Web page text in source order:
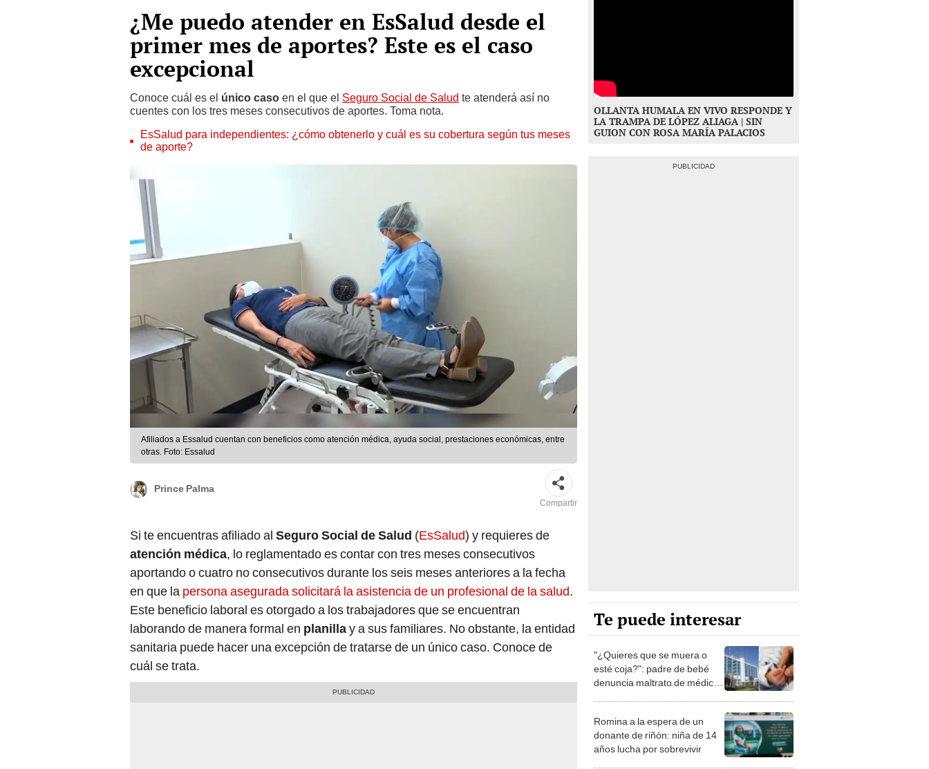
¿Me puedo atender en EsSalud desde el
primer mes de aportes? Este es el caso
excepcional
Conoce cuál es el único caso en el que el Seguro Social de Salud te atenderá así no
cuentes con los tres meses consecutivos de aportes. Toma nota.
EsSalud para independientes: ¿cómo obtenerlo y cuál es su cobertura según tus meses
de aporte?
Afiliados a Essalud cuentan con beneficios como atención médica, ayuda social, prestaciones económicas, entre
otras. Foto: Essalud
Prince Palma
Compartir
Si te encuentras afiliado al Seguro Social de Salud (EsSalud) y requieres de
atención médica, lo reglamentado es contar con tres meses consecutivos
aportando o cuatro no consecutivos durante los seis meses anteriores a la fecha
en que la persona asegurada solicitará la asistencia de un profesional de la salud.
Este beneficio laboral es otorgado a los trabajadores que se encuentran
laborando de manera formal en planillay a sus familiares. No obstante, la entidad
sanitaria puede hacer una excepción de tratarse de un único caso. Conoce de
cuál se trata.
OLLANTA HUMALA EN VIVO RESPONDE Y
LA TRAMPA DE LÓPEZ ALIAGA | SIN
GUION CON ROSA MARÍA PALACIOS
Te puede interesar
"¿Quieres que se muera o
esté coja?": padre de bebé
denuncia maltrato de médico
Romina a la espera de un
donante de riñón: niña de 14
años lucha por sobrevivir